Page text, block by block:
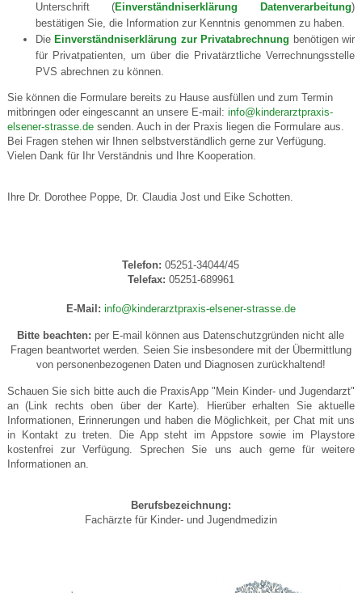
Unterschrift (Einverständniserklärung Datenverarbeitung)
bestätigen Sie, die Information zur Kenntnis genommen zu haben.
Die Einverständniserklärung zur Privatabrechnung benötigen wir
für Privatpatienten, um über die Privatärztliche Verrechnungsstelle
PVS abrechnen zu können.
Sie können die Formulare bereits zu Hause ausfüllen und zum Termin
mitbringen oder eingescannt an unsere E-mail: info@kinderarztpraxis-
elsener-strasse.desenden. Auch in der Praxis liegen die Formulare aus.
Bei Fragen stehen wir Ihnen selbstverständlich gerne zur Verfügung.
Vielen Dank für Ihr Verständnis und Ihre Kooperation.
Ihre Dr. Dorothee Poppe, Dr. Claudia Jost und Eike Schotten.
Telefon: 05251-34044/45
Telefax: 05251-689961
E-Mail: info@kinderarztpraxis-elsener-strasse.de
Bitte beachten: per E-mail können aus Datenschutzgründen nicht alle
Fragen beantwortet werden. Seien Sie insbesondere mit der Übermittlung
von personenbezogenen Daten und Diagnosen zurückhaltend!
Schauen Sie sich bitte auch die PraxisApp "Mein Kinder- und Jugendarzt"
an (Link rechts oben über der Karte). Hierüber erhalten Sie aktuelle
Informationen, Erinnerungen und haben die Möglichkeit, per Chat mit uns
in Kontakt zu treten. Die App steht im Appstore sowie im Playstore
kostenfrei zur Verfügung. Sprechen Sie uns auch gerne für weitere
Informationen an.
Berufsbezeichnung:
Fachärzte für Kinder- und Jugendmedizin